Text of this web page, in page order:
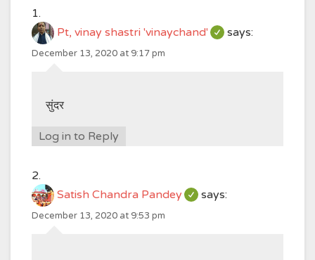
Pt, vinay shastri 'vinaychand' says:
December 13, 2020 at 9:17 pm
सुंदर
Log in to Reply
Satish Chandra Pandey says:
December 13, 2020 at 9:53 pm